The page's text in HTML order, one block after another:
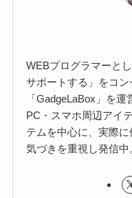
WEBプログラマーと
サポートする」をコ
「GadgeLaBox」を運
PC・スマホ周辺アイ
テムを中心に、実際
気づきを重視し発信中